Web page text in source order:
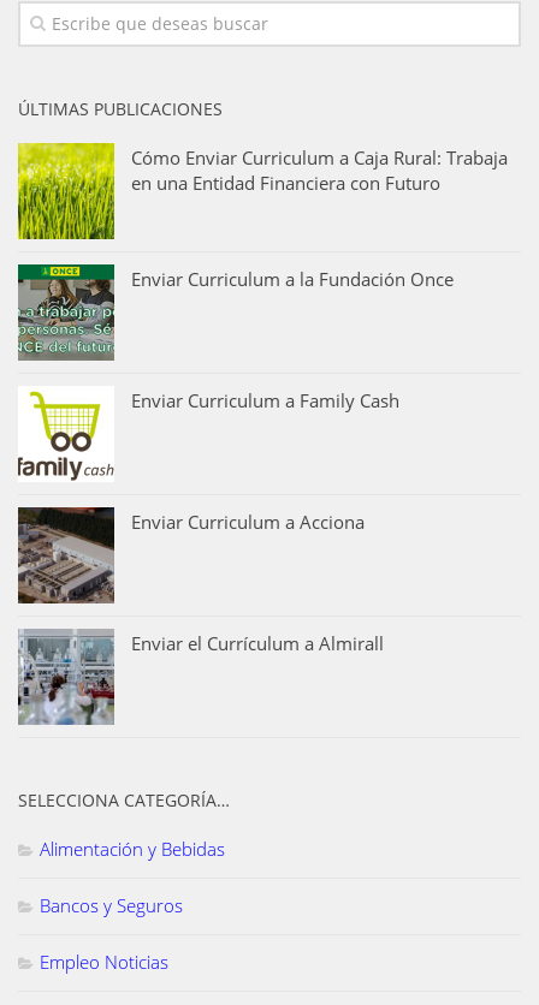
ÚLTIMAS PUBLICACIONES
Cómo Enviar Curriculum a Caja Rural: Trabaja
en una Entidad Financiera con Futuro
Enviar Curriculum a la Fundación Once
Enviar Curriculum a Family Cash
Enviar Curriculum a Acciona
Enviar el Currículum a Almirall
SELECCIONA CATEGORÍA…
Alimentación y Bebidas
Bancos y Seguros
Empleo Noticias